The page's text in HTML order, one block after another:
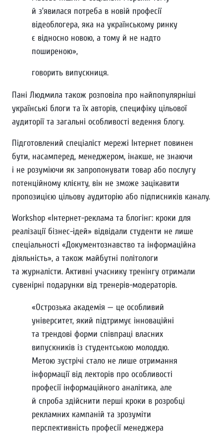
й з’явилася потреба в новій професії
відеоблогера, яка на українському ринку
є відносно новою, а тому й не надто
поширеною»,
говорить випускниця.
Пані Людмила також розповіла про найпопулярніші
українські блоги та їх авторів, специфіку цільової
аудиторії та загальні особливості ведення блогу.
Підготовлений спеціаліст мережі Інтернет повинен
бути, насамперед, менеджером, інакше, не знаючи
і не розуміючи як запропонувати товар або послугу
потенційному клієнту, він не зможе зацікавити
пропозицією цільову аудиторію або підписників каналу.
Workshop «Інтернет-реклама та блогінг: кроки для
реалізації бізнес-ідей» відвідали студенти не лише
спеціальності «Документознавство та інформаційна
діяльність», а також майбутні політологи
та журналісти. Активні учаснику тренінгу отримали
сувенірні подарунки від тренерів-модераторів.
«Острозька академія — це особливий
університет, який підтримує інноваційні
та трендові форми співпраці власних
випускників із студентською молоддю.
Метою зустрічі стало не лише отримання
інформації від лекторів про особливості
професії інформаційного аналітика, але
й спроба здійснити перші кроки в розробці
рекламних кампаній та зрозуміти
перспективність професії менеджера